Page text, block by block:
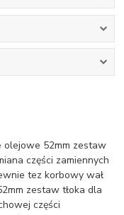
olejowe 52mm zestaw
części zamiennych
tez korbowy wał
zestaw tłoka dla
części